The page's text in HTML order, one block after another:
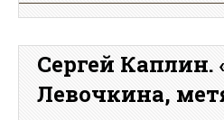
Сергей Каплин.
Левочкина,